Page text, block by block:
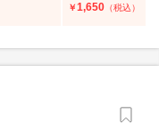
￥1,650 （税込）